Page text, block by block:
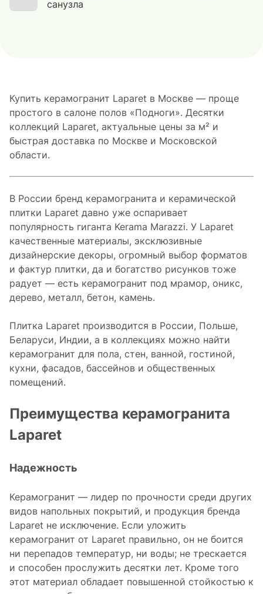
санузла
Купить керамогранит Laparet в Москве — проще
простого в салоне полов «Подноги». Десятки
коллекций Laparet, актуальные цены за м² и
быстрая доставка по Москве и Московской
области.
В России бренд керамогранита и керамической
плитки Laparet давно уже оспаривает
популярность гиганта Kerama Marazzi. У Laparet
качественные материалы, эксклюзивные
дизайнерские декоры, огромный выбор форматов
и фактур плитки, да и богатство рисунков тоже
радует — есть керамогранит под мрамор, оникс,
дерево, металл, бетон, камень.
Плитка Laparet производится в России, Польше,
Беларуси, Индии, а в коллекциях можно найти
керамогранит для пола, стен, ванной, гостиной,
кухни, фасадов, бассейнов и общественных
помещений.
Преимущества керамогранита
Laparet
Надежность
Керамогранит — лидер по прочности среди других
видов напольных покрытий, и продукция бренда
Laparet не исключение. Если уложить
керамогранит от Laparet правильно, он не боится
ни перепадов температур, ни воды; не трескается
и способен прослужить десятки лет. Кроме того
этот материал обладает повышенной стойкостью к